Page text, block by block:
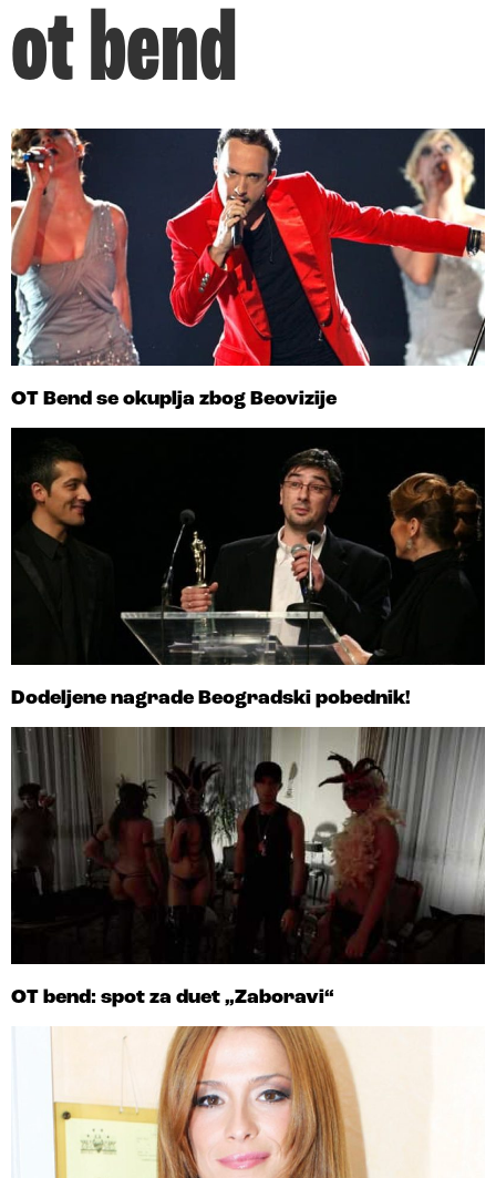
ot bend
OT Bend se okuplja zbog Beovizije
Dodeljene nagrade Beogradski pobednik!
OT bend: spot za duet „Zaboravi“